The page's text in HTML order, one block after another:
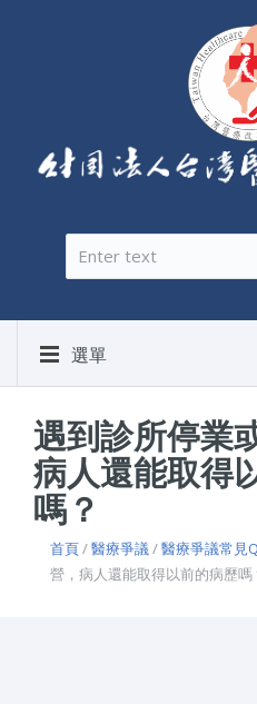
搜尋表單
搜尋
選單
遇到診所停業
病人還能取得
嗎？
首頁/醫療爭議/醫療爭議常見
營，病人還能取得以前的病歷嗎